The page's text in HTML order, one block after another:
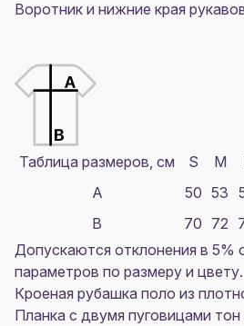
Воротник и нижние края
Таблица размеров, см S M
A
50 53
B
70 72
Допускаются отклонения в 5%
параметров по размеру и цвету.
Кроеная рубашка поло из
Планка с двумя пуговицами тон